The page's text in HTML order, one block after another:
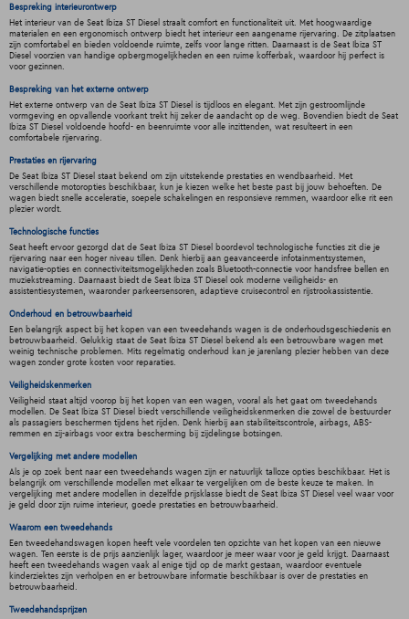
Bespreking interieurontwerp
Het interieur van de Seat Ibiza ST Diesel straalt comfort en functionaliteit uit. Met hoogwaardige
materialen en een ergonomisch ontwerp biedt het interieur een aangename rijervaring. De zitplaatsen
zijn comfortabel en bieden voldoende ruimte, zelfs voor lange ritten. Daarnaast is de Seat Ibiza ST
Diesel voorzien van handige opbergmogelijkheden en een ruime kofferbak, waardoor hij perfect is
voor gezinnen.
Bespreking van het externe ontwerp
Het externe ontwerp van de Seat Ibiza ST Diesel is tijdloos en elegant. Met zijn gestroomlijnde
vormgeving en opvallende voorkant trekt hij zeker de aandacht op de weg. Bovendien biedt de Seat
Ibiza ST Diesel voldoende hoofd- en beenruimte voor alle inzittenden, wat resulteert in een
comfortabele rijervaring.
Prestaties en rijervaring
De Seat Ibiza ST Diesel staat bekend om zijn uitstekende prestaties en wendbaarheid. Met
verschillende motoropties beschikbaar, kun je kiezen welke het beste past bij jouw behoeften. De
wagen biedt snelle acceleratie, soepele schakelingen en responsieve remmen, waardoor elke rit een
plezier wordt.
Technologische functies
Seat heeft ervoor gezorgd dat de Seat Ibiza ST Diesel boordevol technologische functies zit die je
rijervaring naar een hoger niveau tillen. Denk hierbij aan geavanceerde infotainmentsystemen,
navigatie-opties en connectiviteitsmogelijkheden zoals Bluetooth-connectie voor handsfree bellen en
muziekstreaming. Daarnaast biedt de Seat Ibiza ST Diesel ook moderne veiligheids- en
assistentiesystemen, waaronder parkeersensoren, adaptieve cruisecontrol en rijstrookassistentie.
Onderhoud en betrouwbaarheid
Een belangrijk aspect bij het kopen van een tweedehands wagen is de onderhoudsgeschiedenis en
betrouwbaarheid. Gelukkig staat de Seat Ibiza ST Diesel bekend als een betrouwbare wagen met
weinig technische problemen. Mits regelmatig onderhoud kan je jarenlang plezier hebben van deze
wagen zonder grote kosten voor reparaties.
Veiligheidskenmerken
Veiligheid staat altijd voorop bij het kopen van een wagen, vooral als het gaat om tweedehands
modellen. De Seat Ibiza ST Diesel biedt verschillende veiligheidskenmerken die zowel de bestuurder
als passagiers beschermen tijdens het rijden. Denk hierbij aan stabiliteitscontrole, airbags, ABS-
remmen en zij-airbags voor extra bescherming bij zijdelingse botsingen.
Vergelijking met andere modellen
Als je op zoek bent naar een tweedehands wagen zijn er natuurlijk talloze opties beschikbaar. Het is
belangrijk om verschillende modellen met elkaar te vergelijken om de beste keuze te maken. In
vergelijking met andere modellen in dezelfde prijsklasse biedt de Seat Ibiza ST Diesel veel waar voor
je geld door zijn ruime interieur, goede prestaties en betrouwbaarheid.
Waarom een tweedehands
Een tweedehandswagen kopen heeft vele voordelen ten opzichte van het kopen van een nieuwe
wagen. Ten eerste is de prijs aanzienlijk lager, waardoor je meer waar voor je geld krijgt. Daarnaast
heeft een tweedehands wagen vaak al enige tijd op de markt gestaan, waardoor eventuele
kinderziektes zijn verholpen en er betrouwbare informatie beschikbaar is over de prestaties en
betrouwbaarheid.
Tweedehandsprijzen